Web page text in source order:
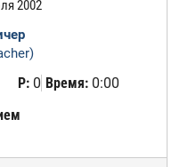
2002
Р:0 Время:0:00